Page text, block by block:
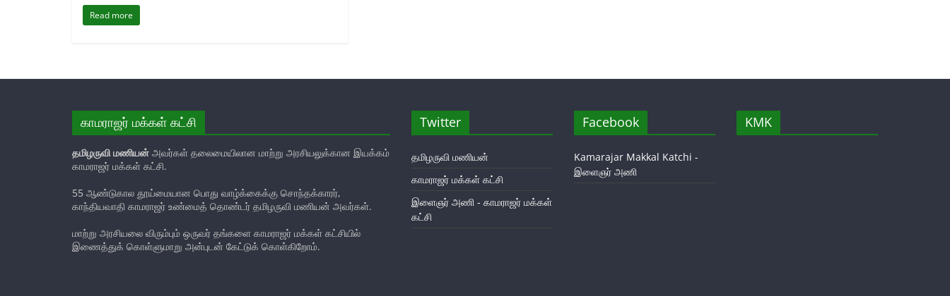
Read more
காமராஜர் மக்கள் கட்சி
தமிழருவி மணியன் அவர்கள் தலைமையிலான மாற்று அரசியலுக்கான இயக்கம்
காமராஜர் மக்கள் கட்சி.
55 ஆண்டுகால தூய்மையான பொது வாழ்க்கைக்கு சொந்தக்காரர்,
காந்தியவாதி காமராஜர் உண்மைத் தொண்டர் தமிழருவி மணியன் அவர்கள்.
மாற்று அரசியலை விரும்பும் ஒருவர் தங்களை காமராஜர் மக்கள் கட்சியில்
இணைத்துக் கொள்ளுமாறு அன்புடன் கேட்டுக் கொள்கிறோம்.
Twitter
தமிழருவி மணியன்
காமராஜர் மக்கள் கட்சி
இளைஞர் அணி - காமராஜர் மக்கள்
கட்சி
Facebook
Kamarajar Makkal Katchi -
இளைஞர் அணி
KMK